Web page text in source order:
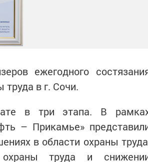
ежегодного
в г. Сочи.
в три этапа. В
– Прикамье»
в области охраны
охраны труда и